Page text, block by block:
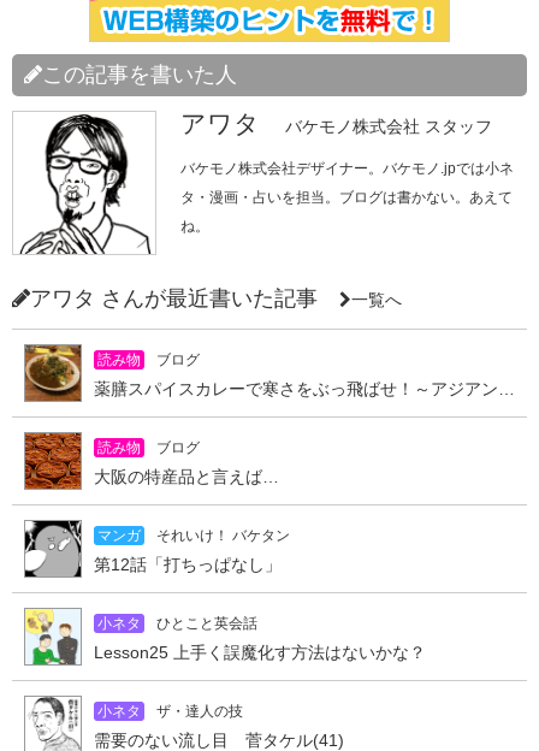
この記事を書いた人
アワタ バケモノ株式会社 スタッフ
バケモノ株式会社デザイナー。バケモノ.jpでは小ネ
タ・漫画・占いを担当。ブログは書かない。あえて
ね。
アワタ さんが最近書いた記事 一覧へ
読み物 ブログ
読み物 ブログ
大阪の特産品と言えば…
マンガ それいけ！ バケタン
第12話「打ちっぱなし」
小ネタ ひとこと英会話
Lesson25 上手く誤魔化す方法はないかな？
小ネタ ザ・達人の技
需要のない流し目 菅タケル(41)